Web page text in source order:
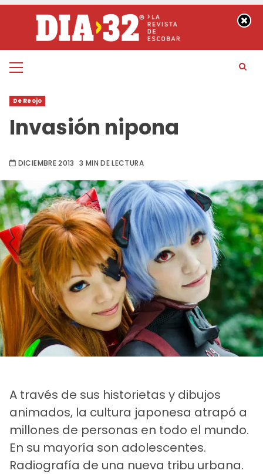
contenido
Menú
De Reojo
Invasión nipona
DICIEMBRE 2013 3 MIN DE LECTURA
A través de sus historietas y dibujos
animados, la cultura japonesa atrapó a
millones de personas en todo el mundo.
En su mayoría son adolescentes.
Radiografía de una nueva tribu urbana.